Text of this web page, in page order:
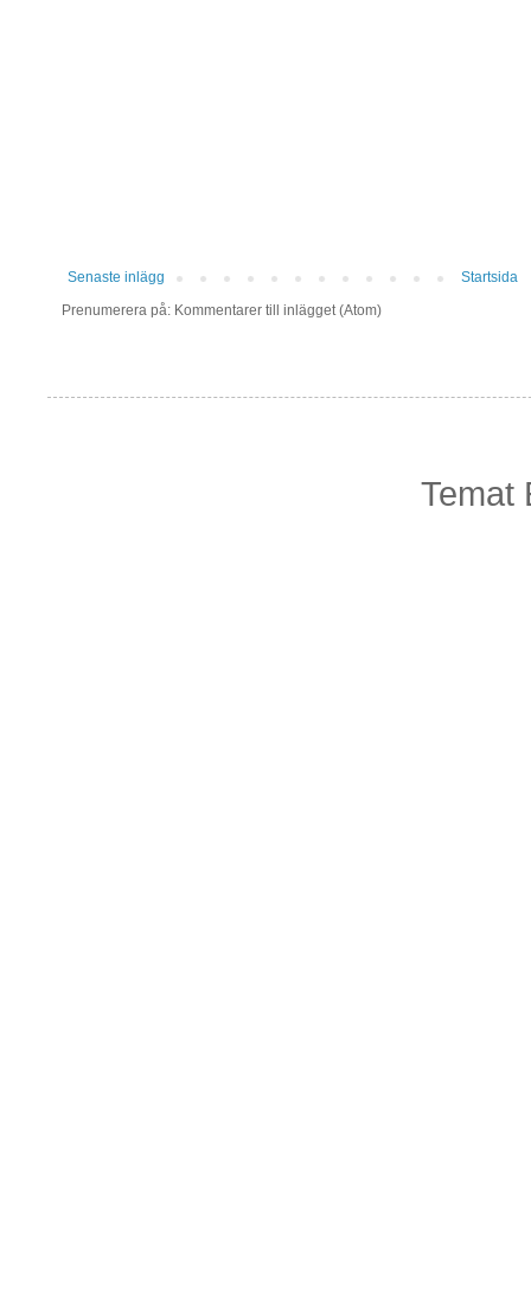
Senaste inlägg
Startsida
Prenumerera på: Kommentarer till inlägget (Atom)
Temat